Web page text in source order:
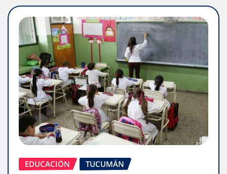
EDUCACIÓN TUCUMÁN